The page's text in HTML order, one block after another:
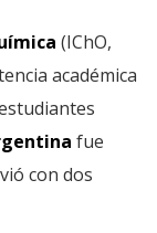
(IChO,
académica
fue
con dos